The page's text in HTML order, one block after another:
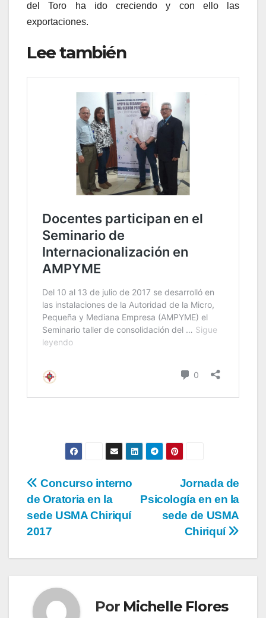
del Toro ha ido creciendo y con ello las
exportaciones.
Lee también
Jornada de
Psicología en en la
sede de USMA
Chiriquí
Concurso interno
de Oratoria en la
sede USMA Chiriquí
2017
Por Michelle Flores